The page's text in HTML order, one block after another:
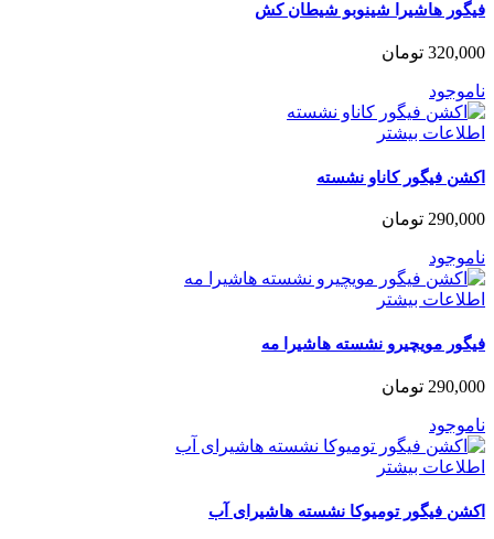
فیگور هاشیرا شینوبو شیطان کش
320,000 تومان
ناموجود
اطلاعات بیشتر
اکشن فیگور کاناو نشسته
290,000 تومان
ناموجود
اطلاعات بیشتر
فیگور مویچیرو نشسته هاشیرا مه
290,000 تومان
ناموجود
اطلاعات بیشتر
اکشن فیگور تومیوکا نشسته هاشیرای آب